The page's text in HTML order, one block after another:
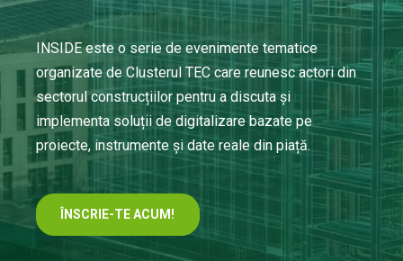
INSIDE este o serie de evenimente tematice
organizate de Clusterul TEC care reunesc actori din
sectorul construcțiilor pentru a discuta și
implementa soluții de digitalizare bazate pe
proiecte, instrumente și date reale din piață.
ÎNSCRIE-TE ACUM!